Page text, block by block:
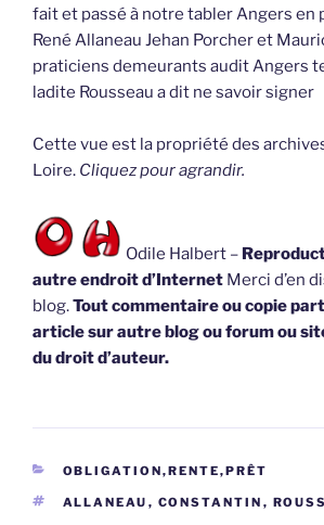
fait et passé à notre tabler Angers en
René Allaneau Jehan Porcher et
praticiens demeurants audit Angers
ladite Rousseau a dit ne savoir signer
Cette vue est la propriété des
Loire. Cliquez pour agrandir.
Odile Halbert –
autre endroit d’Internet Merci d’en
blog.Tout commentaire ou copie
article sur autre blog ou forum ou
du droit d’auteur.
CATÉGORIES
OBLIGATION,RENTE,PRÊT
ÉTIQUETTES
ALLANEAU , CONSTANTIN ,